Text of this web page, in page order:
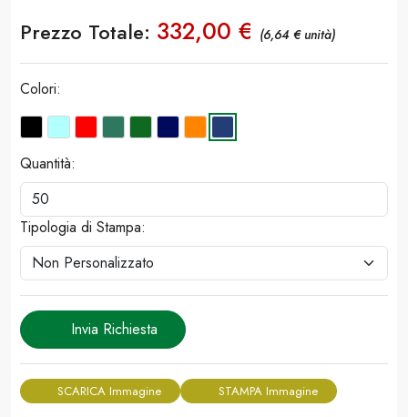
Prezzo Totale: 332,00 € (6,64 € unità)
Colori:
Quantità:
Tipologia di Stampa:
Invia Richiesta
SCARICA Immagine STAMPA Immagine